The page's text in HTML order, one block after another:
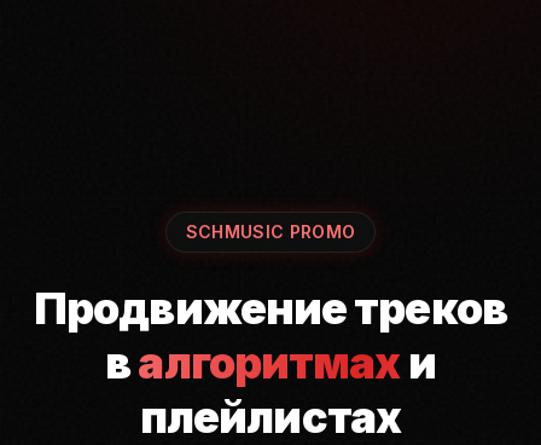
SCHMUSIC PROMO
Продвижение треков
валгоритмахи
плейлистах